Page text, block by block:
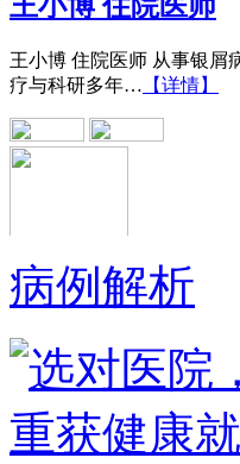
王小博 住院医师 从事银屑
黄省让 门诊医师
黄省让，男，医生。一九七
于郑州第四军医…【详情】
病例解析